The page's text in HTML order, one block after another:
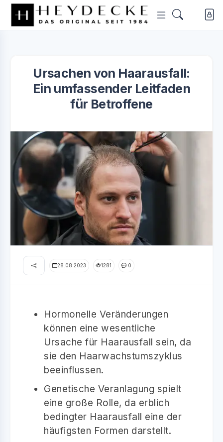
Ursachen von Haarausfall:
Ein umfassender Leitfaden
für Betroffene
28.08.2023 1281 0
Hormonelle Veränderungen
können eine wesentliche
Ursache für Haarausfall sein, da
sie den Haarwachstumszyklus
beeinflussen.
Genetische Veranlagung spielt
eine große Rolle, da erblich
bedingter Haarausfall eine der
häufigsten Formen darstellt.